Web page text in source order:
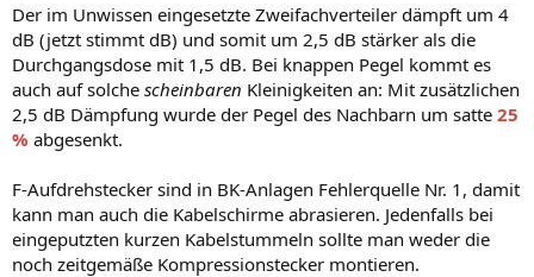
Der im Unwissen eingesetzte Zweifachverteiler dämpft um 4
dB (jetzt stimmt dB) und somit um 2,5 dB stärker als die
Durchgangsdose mit 1,5 dB. Bei knappen Pegel kommt es
auch auf solche scheinbaren Kleinigkeiten an: Mit zusätzlichen
2,5 dB Dämpfung wurde der Pegel des Nachbarn um satte 25
% abgesenkt.
F-Aufdrehstecker sind in BK-Anlagen Fehlerquelle Nr. 1, damit
kann man auch die Kabelschirme abrasieren. Jedenfalls bei
eingeputzten kurzen Kabelstummeln sollte man weder die
noch zeitgemäße Kompressionstecker montieren.